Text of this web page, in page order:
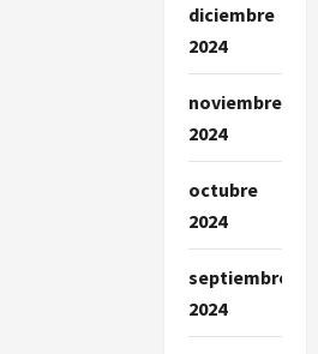
diciembre
2024
noviembre
2024
octubre
2024
septiembre
2024